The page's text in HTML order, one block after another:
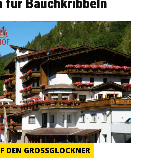
für Bauchkribbeln
DEN GROSSGLOCKNER